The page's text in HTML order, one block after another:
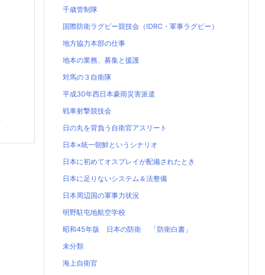
千歳管制隊
国際防衛ラグビー競技会（IDRC・軍事ラグビー）
地方協力本部の仕事
地本の業務、募集と援護
対馬の３自衛隊
平成30年西日本豪雨災害派遣
戦車射撃競技会
日の丸を背負う自衛官アスリート
日本×統一朝鮮というシナリオ
日本に初めてオスプレイが配備されたとき
日本に足りないシステム＆法整備
日本周辺国の軍事力状況
明野駐屯地航空学校
昭和45年版 日本の防衛 「防衛白書」
未分類
海上自衛官